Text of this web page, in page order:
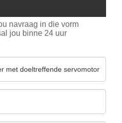
navraag in die vorm
jou binne 24 uur